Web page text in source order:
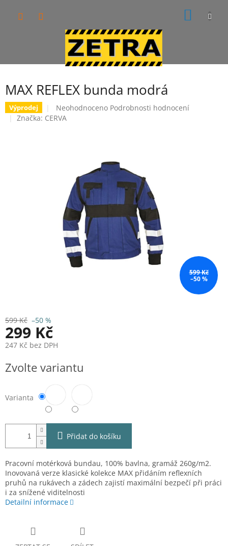
MAX REFLEX bunda modrá
Výprodej
Průměrné
hodnocení
hvězdiček.
Neohodnoceno Podrobnosti hodnocení
Značka: CERVA
599 Kč
–50 %
599 Kč –50 %
299 Kč
247 Kč bez DPH
cena:
Zvolte variantu
Varianta
Přidat do košíku
Pracovní motérková bundau, 100% bavlna, gramáž 260g/m2.
Inovovaná verze klasické kolekce MAX přidáním reflexních
pruhů na rukávech a zádech zajistí maximální bezpečí při práci
i za snížené viditelnosti
Detailní informace